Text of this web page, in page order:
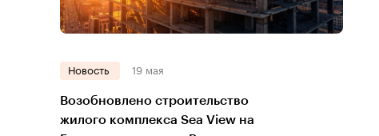
Новость 19 мая
Возобновлено строительство
жилого комплекса Sea View на